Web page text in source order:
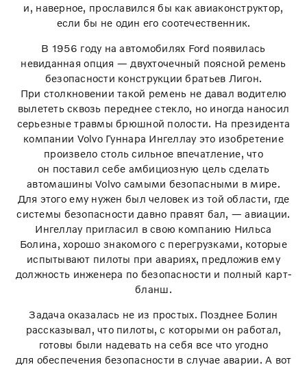
и, наверное, прославился бы как авиаконструктор,
если бы не один его соотечественник.
В 1956 году на автомобилях Ford появилась
невиданная опция — двухточечный поясной ремень
безопасности конструкции братьев Лигон.
При столкновении такой ремень не давал водителю
вылететь сквозь переднее стекло, но иногда наносил
серьезные травмы брюшной полости. На президента
компании Volvo Гуннара Ингеллау это изобретение
произвело столь сильное впечатление, что
он поставил себе амбициозную цель сделать
автомашины Volvo самыми безопасными в мире.
Для этого ему нужен был человек из той области, где
системы безопасности давно правят бал, — авиации.
Ингеллау пригласил в свою компанию Нильса
Болина, хорошо знакомого с перегрузками, которые
испытывают пилоты при авариях, предложив ему
должность инженера по безопасности и полный карт-
бланш.
Задача оказалась не из простых. Позднее Болин
рассказывал, что пилоты, с которыми он работал,
готовы были надевать на себя все что угодно
для обеспечения безопасности в случае аварии. А вот